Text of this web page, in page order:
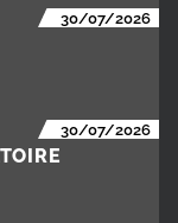
30/07/2026
30/07/2026